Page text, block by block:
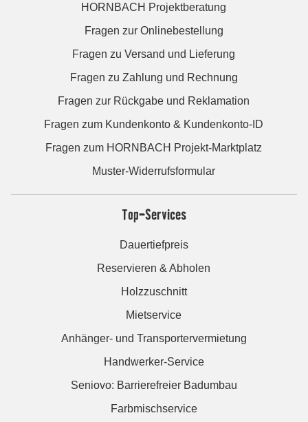
HORNBACH Projektberatung
Fragen zur Onlinebestellung
Fragen zu Versand und Lieferung
Fragen zu Zahlung und Rechnung
Fragen zur Rückgabe und Reklamation
Fragen zum Kundenkonto & Kundenkonto-ID
Fragen zum HORNBACH Projekt-Marktplatz
Muster-Widerrufsformular
Top-Services
Dauertiefpreis
Reservieren & Abholen
Holzzuschnitt
Mietservice
Anhänger- und Transportervermietung
Handwerker-Service
Seniovo: Barrierefreier Badumbau
Farbmischservice